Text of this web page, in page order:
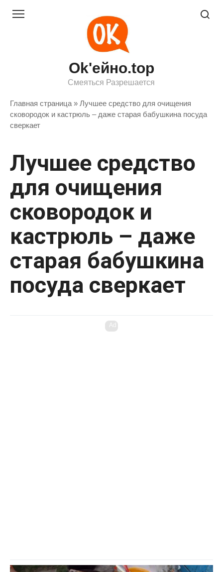
Ok'ейно.top
Смеяться Разрешается
Главная страница » Лучшее средство для очищения
сковородок и кастрюль – даже старая бабушкина посуда
сверкает
Лучшее средство
для очищения
сковородок и
кастрюль – даже
старая бабушкина
посуда сверкает
Ad